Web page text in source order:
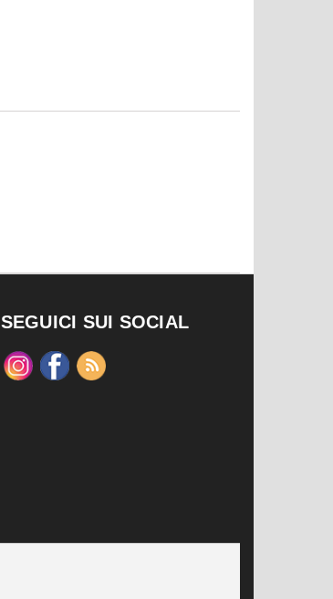
SEGUICI SUI SOCIAL